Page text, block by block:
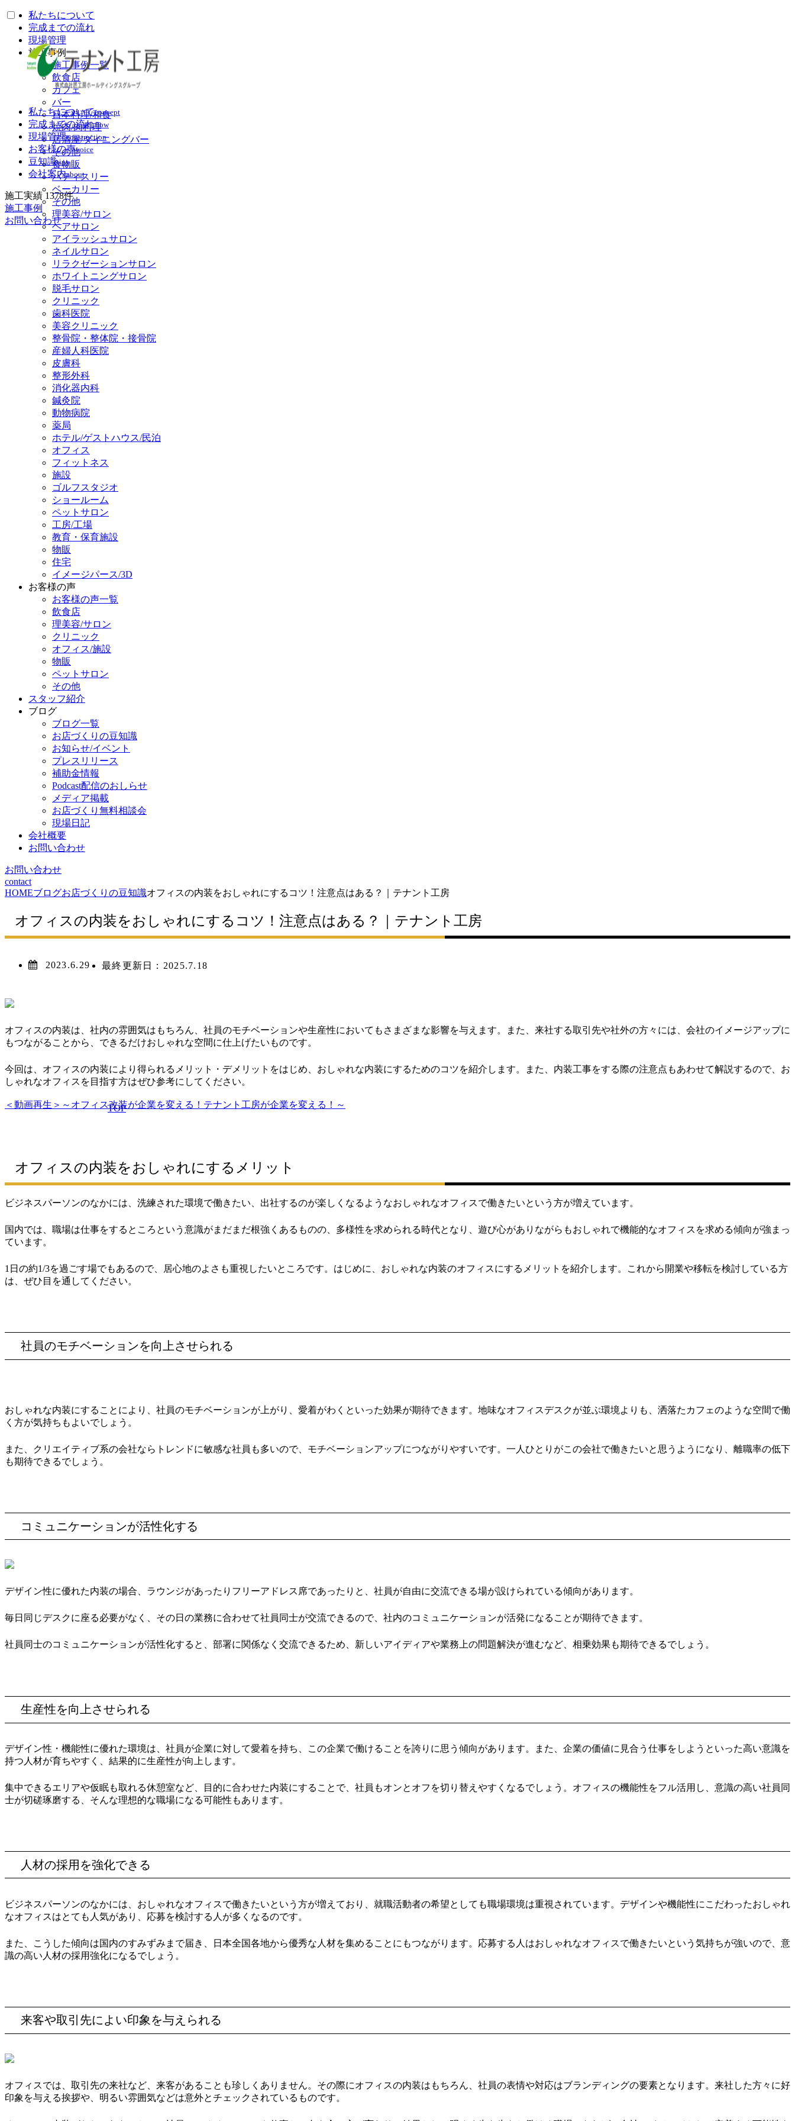
私たちについてconcept
完成までの流れflow
現場管理construction
お客様の声voice
豆知識tips
会社案内about
施工実績 1378件
施工事例
お問い合わせ
私たちについて
完成までの流れ
現場管理
施工事例
施工事例一覧
飲食店
カフェ
バー
日本料理/和食
焼肉/肉料理
居酒屋/ダイニングバー
その他
食物販
パティスリー
ベーカリー
その他
理美容/サロン
ヘアサロン
アイラッシュサロン
ネイルサロン
リラクゼーションサロン
ホワイトニングサロン
脱毛サロン
クリニック
歯科医院
美容クリニック
整骨院・整体院・接骨院
産婦人科医院
皮膚科
整形外科
消化器内科
鍼灸院
動物病院
薬局
ホテル/ゲストハウス/民泊
オフィス
フィットネス
施設
ゴルフスタジオ
ショールーム
ペットサロン
工房/工場
教育・保育施設
物販
住宅
イメージパース/3D
お客様の声
お客様の声一覧
飲食店
理美容/サロン
クリニック
オフィス/施設
物販
ペットサロン
その他
スタッフ紹介
ブログ
ブログ一覧
お店づくりの豆知識
お知らせ/イベント
プレスリリース
補助金情報
Podcast配信のおしらせ
メディア掲載
お店づくり無料相談会
現場日記
会社概要
お問い合わせ
TOP
お問い合わせ
contact
HOMEブログお店づくりの豆知識オフィスの内装をおしゃれにするコツ！注意点はある？｜テナント工房
オフィスの内装をおしゃれにするコツ！注意点はある？｜テナント工房
2023.6.29 最終更新日： 2025.7.18
オフィスの内装は、社内の雰囲気はもちろん、社員のモチベーションや生産性においてもさまざまな影響を与えます。また、来社する取引先や社外の方々には、会社のイメージアップに
もつながることから、できるだけおしゃれな空間に仕上げたいものです。
今回は、オフィスの内装により得られるメリット・デメリットをはじめ、おしゃれな内装にするためのコツを紹介します。また、内装工事をする際の注意点もあわせて解説するので、お
しゃれなオフィスを目指す方はぜひ参考にしてください。
＜動画再生＞～オフィス改装が企業を変える！テナント工房が企業を変える！～
オフィスの内装をおしゃれにするメリット
ビジネスパーソンのなかには、洗練された環境で働きたい、出社するのが楽しくなるようなおしゃれなオフィスで働きたいという方が増えています。
国内では、職場は仕事をするところという意識がまだまだ根強くあるものの、多様性を求められる時代となり、遊び心がありながらもおしゃれで機能的なオフィスを求める傾向が強まっ
ています。
1日の約1/3を過ごす場でもあるので、居心地のよさも重視したいところです。はじめに、おしゃれな内装のオフィスにするメリットを紹介します。これから開業や移転を検討している方
は、ぜひ目を通してください。
社員のモチベーションを向上させられる
おしゃれな内装にすることにより、社員のモチベーションが上がり、愛着がわくといった効果が期待できます。地味なオフィスデスクが並ぶ環境よりも、洒落たカフェのような空間で働
く方が気持ちもよいでしょう。
また、クリエイティブ系の会社ならトレンドに敏感な社員も多いので、モチベーションアップにつながりやすいです。一人ひとりがこの会社で働きたいと思うようになり、離職率の低下
も期待できるでしょう。
コミュニケーションが活性化する
デザイン性に優れた内装の場合、ラウンジがあったりフリーアドレス席であったりと、社員が自由に交流できる場が設けられている傾向があります。
毎日同じデスクに座る必要がなく、その日の業務に合わせて社員同士が交流できるので、社内のコミュニケーションが活発になることが期待できます。
社員同士のコミュニケーションが活性化すると、部署に関係なく交流できるため、新しいアイディアや業務上の問題解決が進むなど、相乗効果も期待できるでしょう。
生産性を向上させられる
デザイン性・機能性に優れた環境は、社員が企業に対して愛着を持ち、この企業で働けることを誇りに思う傾向があります。また、企業の価値に見合う仕事をしようといった高い意識を
持つ人材が育ちやすく、結果的に生産性が向上します。
集中できるエリアや仮眠も取れる休憩室など、目的に合わせた内装にすることで、社員もオンとオフを切り替えやすくなるでしょう。オフィスの機能性をフル活用し、意識の高い社員同
士が切磋琢磨する、そんな理想的な職場になる可能性もあります。
人材の採用を強化できる
ビジネスパーソンのなかには、おしゃれなオフィスで働きたいという方が増えており、就職活動者の希望としても職場環境は重視されています。デザインや機能性にこだわったおしゃれ
なオフィスはとても人気があり、応募を検討する人が多くなるのです。
また、こうした傾向は国内のすみずみまで届き、日本全国各地から優秀な人材を集めることにもつながります。応募する人はおしゃれなオフィスで働きたいという気持ちが強いので、意
識の高い人材の採用強化になるでしょう。
来客や取引先によい印象を与えられる
オフィスでは、取引先の来社など、来客があることも珍しくありません。その際にオフィスの内装はもちろん、社員の表情や対応はブランディングの要素となります。来社した方々に好
印象を与える挨拶や、明るい雰囲気などは意外とチェックされているものです。